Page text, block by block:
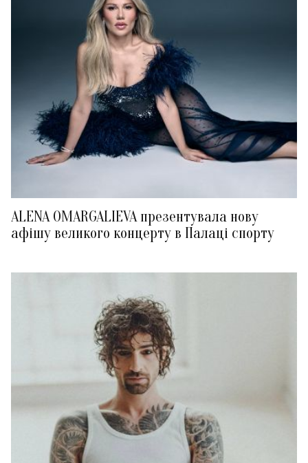
ALENA OMARGALIEVA презентувала нову
афішу великого концерту в Палаці спорту